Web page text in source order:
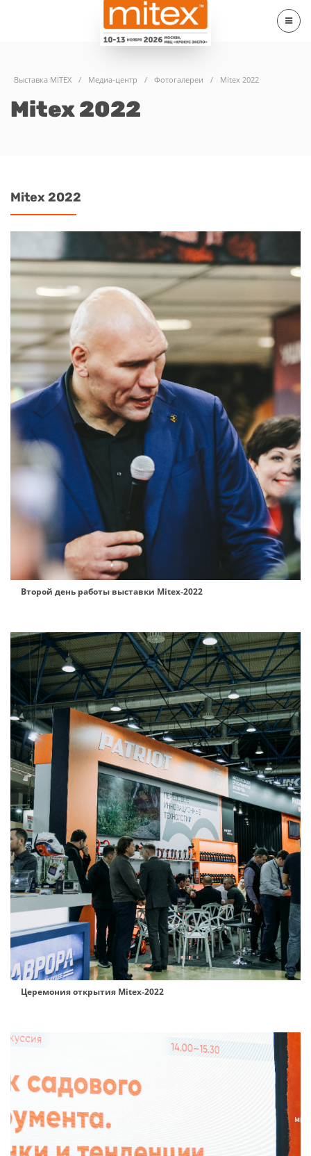
Выставка MITEX / Медиа-центр / Фотогалереи / Mitex 2022
Mitex 2022
Mitex 2022
Второй день работы выставки Mitex-2022
Церемония открытия Mitex-2022